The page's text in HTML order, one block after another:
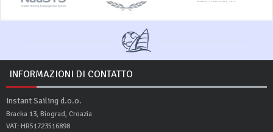
INFORMAZIONI DI CONTATTO
Instant Sailing d.o.o.
Bracka 13, Biograd, Croazia
VAT: HR51723516898